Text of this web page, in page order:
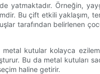
yatmaktadır. Örneğin,
Bu çift etkili yaklaşım,
tarafından belirlenen
kutular kolayca
Bu da metal kutuları
haline getirir.